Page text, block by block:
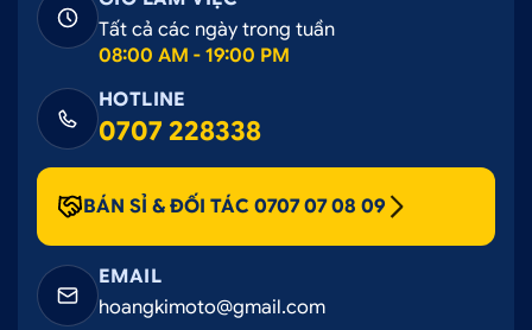
Tất cả các ngày trong tuần
08:00 AM - 19:00 PM
HOTLINE
0707 228338
BÁN SỈ & ĐỐI TÁC 0707 07 08 09
EMAIL
hoangkimoto@gmail.com